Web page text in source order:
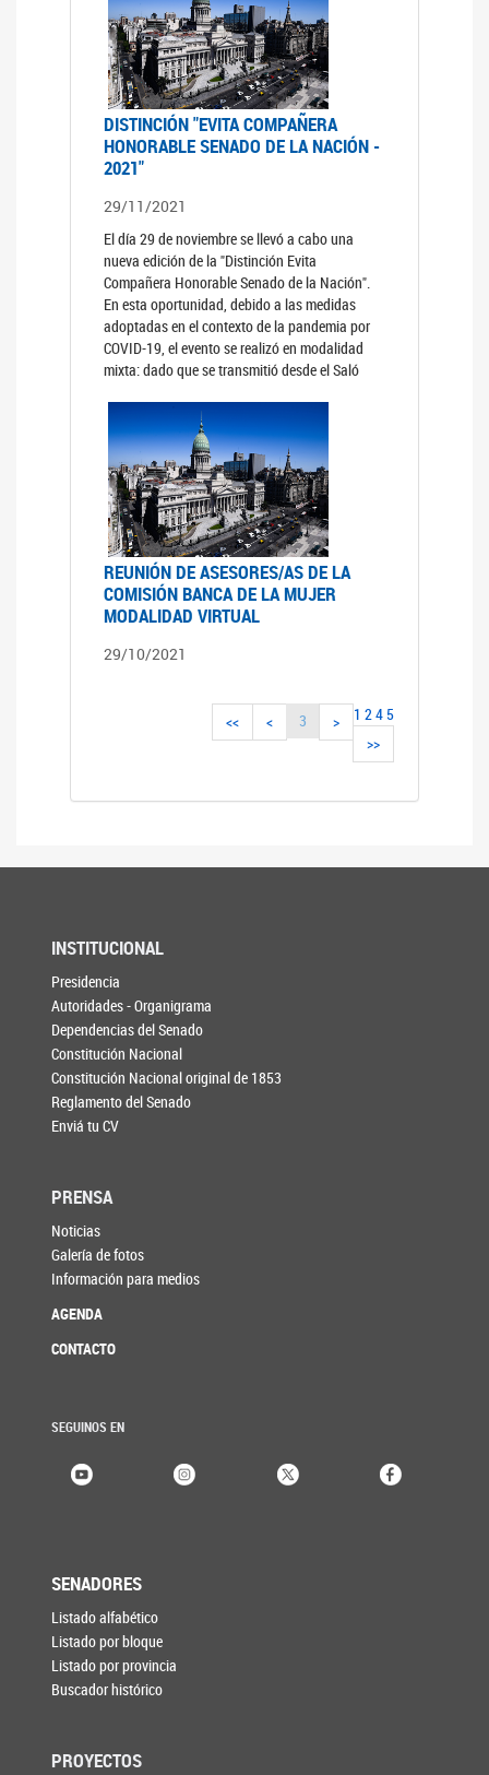
DISTINCIÓN "EVITA COMPAÑERA
HONORABLE SENADO DE LA NACIÓN -
2021"
29/11/2021
El día 29 de noviembre se llevó a cabo una
nueva edición de la "Distinción Evita
Compañera Honorable Senado de la Nación".
En esta oportunidad, debido a las medidas
adoptadas en el contexto de la pandemia por
COVID-19, el evento se realizó en modalidad
mixta: dado que se transmitió desde el Saló
REUNIÓN DE ASESORES/AS DE LA
COMISIÓN BANCA DE LA MUJER
MODALIDAD VIRTUAL
29/10/2021
<< < 1 2
3 4 5
>
>>
INSTITUCIONAL
Presidencia
Autoridades - Organigrama
Dependencias del Senado
Constitución Nacional
Constitución Nacional original de 1853
Reglamento del Senado
Enviá tu CV
PRENSA
Noticias
Galería de fotos
Información para medios
AGENDA
CONTACTO
SEGUINOS EN
SENADORES
Listado alfabético
Listado por bloque
Listado por provincia
Buscador histórico
PROYECTOS